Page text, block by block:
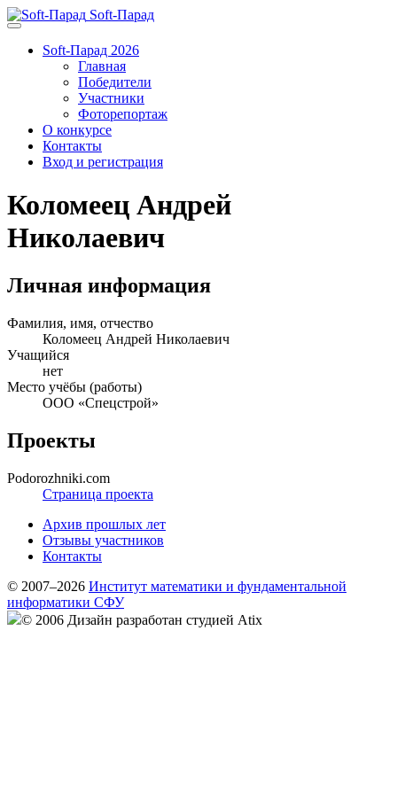
Soft-Парад
Soft-Парад 2026
Главная
Победители
Участники
Фоторепортаж
О конкурсе
Контакты
Вход и регистрация
Коломеец Андрей
Николаевич
Личная информация
Фамилия, имя, отчество
Коломеец Андрей Николаевич
Учащийся
нет
Место учёбы (работы)
ООО «Спецстрой»
Проекты
Podorozhniki.com
Страница проекта
Архив прошлых лет
Отзывы участников
Контакты
© 2007–2026 Институт математики и фундаментальной
информатики СФУ
© 2006 Дизайн разработан студией Atix